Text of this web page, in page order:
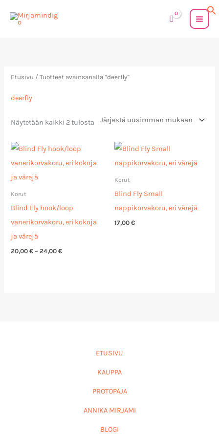
sisältöön
Etusivu / Tuotteet avainsanalla “deerfly”
deerfly
Näytetään kaikki 2 tulosta
Korut
Blind Fly hook/loop
vanerikorvakoru, eri kokoja
ja värejä
20,00€ – 24,00€
Hintaluokka:
20,00 €
-
Korut
Blind Fly Small
nappikorvakoru, eri värejä
17,00 €
ETUSIVU
KAUPPA
PROTOPAJA
ANNIKA MIRJAMI
BLOGI